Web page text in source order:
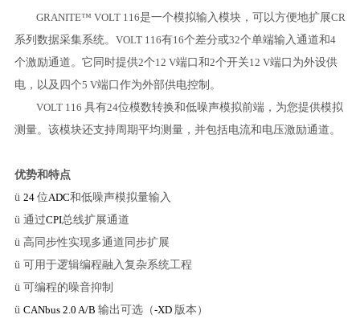
GRANITE™ VOLT 116是一个模拟输入模块，可以方便地扩展CR
系列数据采集系统。 VOLT 116有16个差分或32个单端输入通道和4
个激励通道。它同时提供2个12 V端口和2个开关12 V端口为外设供
电，以及四个5 V端口作为外部供电控制。
VOLT 116 具有24位模数转换和低噪声模拟前端，为您提供模拟
测量。该模块还支持周期平均测量，并包括电流和电压激励通道。
优势和特点
ü 24 位ADC和低噪声模拟量输入
ü 通过CPI总线扩展通道
ü 高同步性实现多通道同步扩展
ü 可用于逻辑编程融入复杂系统工程
ü 可编程的噪音抑制
ü CANbus 2.0 A/B 输出可选（-XD 版本）